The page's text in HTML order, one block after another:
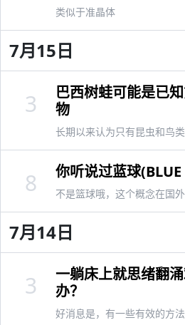
类似于准晶体
7月15日
巴西树蛙可能是已
物
长期以来认为只有昆虫和鸟
3
你听说过蓝球(BLUE
不是篮球哦，这个概念在国
8
7月14日
一躺床上就思绪翻
办？
好消息是，有一些有效的方法
3